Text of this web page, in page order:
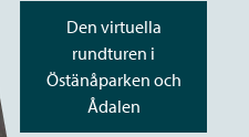
Den virtuella
rundturen i
Östänåparken och
Ådalen